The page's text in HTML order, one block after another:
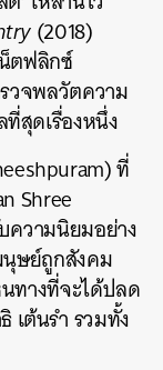
(2018)
ตฟลิกซ์
วจพลวัตความ
สุดเรื่องหนึ่ง
ที่
Shree
ความนิยมอย่าง
นุษย์ถูกสังคม
ทางที่จะได้ปลด
ต้นรำ รวมทั้ง